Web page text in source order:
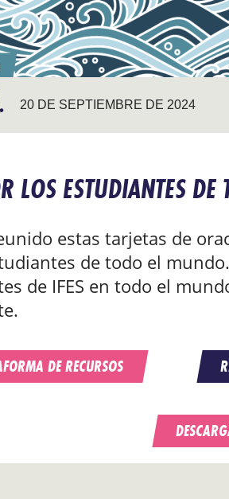
20 DE SEPTIEMBRE DE 2024
LOS ESTUDIANTES
estas tarjetas de
de todo el
de IFES en todo el
DE RECURSOS